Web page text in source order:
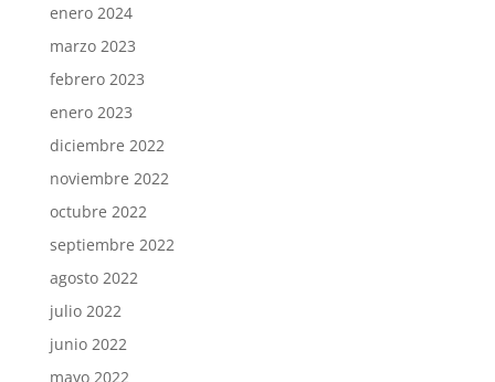
enero 2024
marzo 2023
febrero 2023
enero 2023
diciembre 2022
noviembre 2022
octubre 2022
septiembre 2022
agosto 2022
julio 2022
junio 2022
mayo 2022